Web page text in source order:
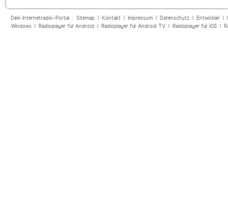
Dein Internetradio-Portal : Sitemap| Kontakt| Impressum| Datenschutz| Entwickler|
Windows| Radioplayer für Android| Radioplayer für Android TV| Radioplayer für iOS|